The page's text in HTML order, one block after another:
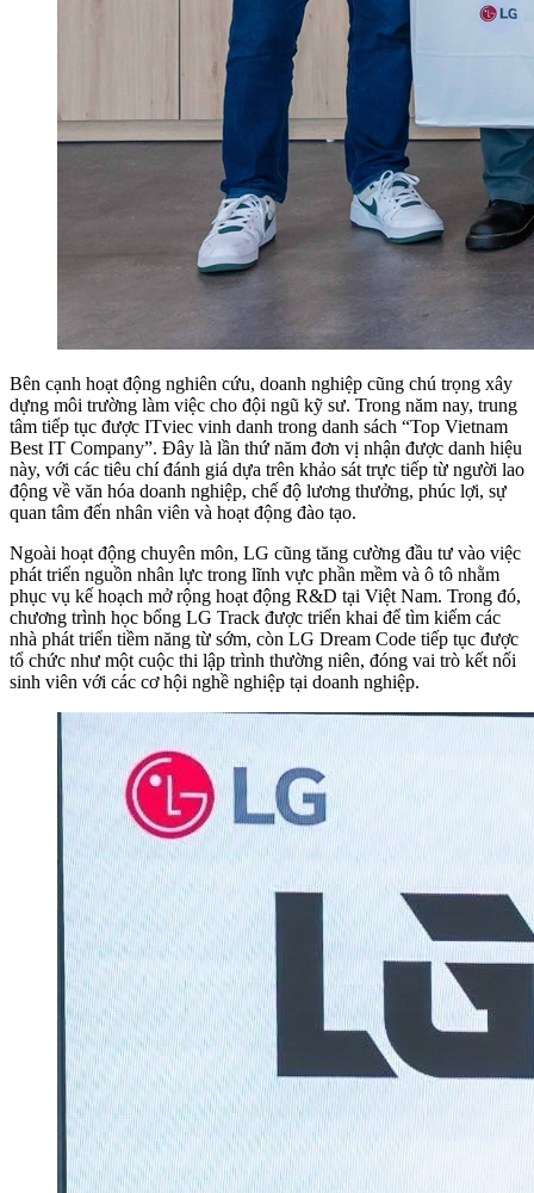
Bên cạnh hoạt động nghiên cứu, doanh nghiệp cũng chú trọng xây
dựng môi trường làm việc cho đội ngũ kỹ sư. Trong năm nay, trung
tâm tiếp tục được ITviec vinh danh trong danh sách “Top Vietnam
Best IT Company”. Đây là lần thứ năm đơn vị nhận được danh hiệu
này, với các tiêu chí đánh giá dựa trên khảo sát trực tiếp từ người lao
động về văn hóa doanh nghiệp, chế độ lương thưởng, phúc lợi, sự
quan tâm đến nhân viên và hoạt động đào tạo.
Ngoài hoạt động chuyên môn, LG cũng tăng cường đầu tư vào việc
phát triển nguồn nhân lực trong lĩnh vực phần mềm và ô tô nhằm
phục vụ kế hoạch mở rộng hoạt động R&D tại Việt Nam. Trong đó,
chương trình học bổng LG Track được triển khai để tìm kiếm các
nhà phát triển tiềm năng từ sớm, còn LG Dream Code tiếp tục được
tổ chức như một cuộc thi lập trình thường niên, đóng vai trò kết nối
sinh viên với các cơ hội nghề nghiệp tại doanh nghiệp.